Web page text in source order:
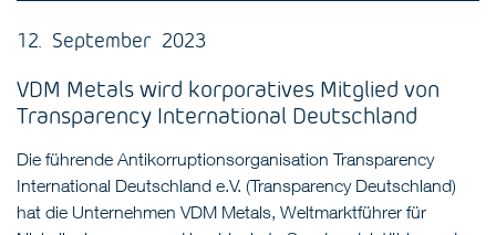
12. September 2023
VDM Metals wird korporatives Mitglied von
Transparency International Deutschland
Die führende Antikorruptionsorganisation Transparency
International Deutschland e.V. (Transparency Deutschland)
hat die Unternehmen VDM Metals, Weltmarktführer für